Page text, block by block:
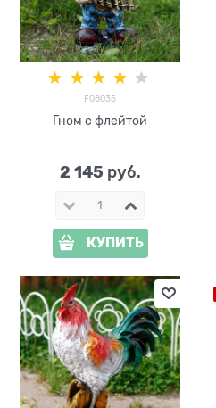
F08035
Гном с флейтой
2 145 руб.
КУПИТЬ